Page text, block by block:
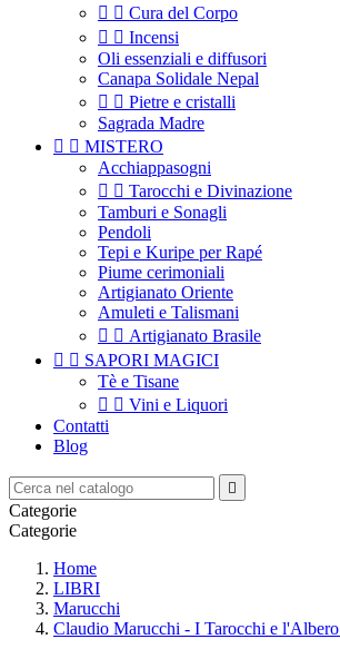
  Cura del Corpo
  Incensi
Oli essenziali e diffusori
Canapa Solidale Nepal
  Pietre e cristalli
Sagrada Madre
  MISTERO
Acchiappasogni
  Tarocchi e Divinazione
Tamburi e Sonagli
Pendoli
Tepi e Kuripe per Rapé
Piume cerimoniali
Artigianato Oriente
Amuleti e Talismani
  Artigianato Brasile
  SAPORI MAGICI
Tè e Tisane
  Vini e Liquori
Contatti
Blog

Categorie
Categorie
Home
LIBRI
Marucchi
Claudio Marucchi - I Tarocchi e